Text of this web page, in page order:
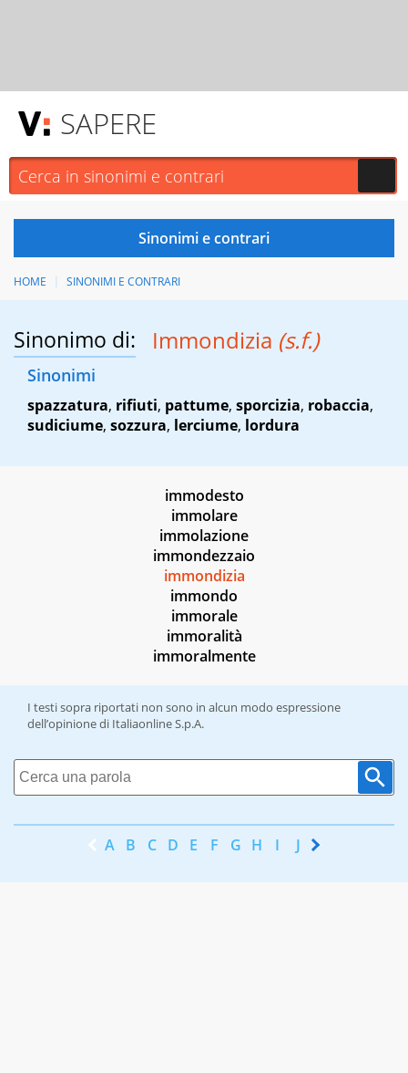
SAPERE
HOME SINONIMI E CONTRARI
Sinonimo di: Immondizia (s.f.)
Sinonimi
spazzatura, rifiuti, pattume, sporcizia, robaccia,
sudiciume, sozzura, lerciume, lordura
immodesto
immolare
immolazione
immondezzaio
immondizia
immondo
immorale
immoralità
immoralmente
I testi sopra riportati non sono in alcun modo espressione
dell’opinione di Italiaonline S.p.A.
A B C D E F G H I J K